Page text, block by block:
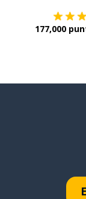
177,000